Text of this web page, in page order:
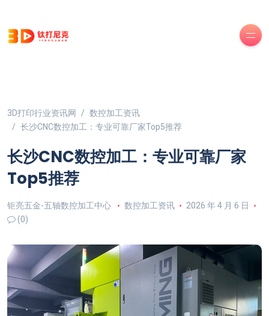
3D打印行业资讯网
数控加工资讯
长沙CNC数控加工：专业可靠厂家Top5推荐
长沙CNC数控加工：专业可靠厂家
Top5推荐
钜亮五金-五轴数控加工中心 数控加工资讯
2026 年 4 月 6 日
(0)